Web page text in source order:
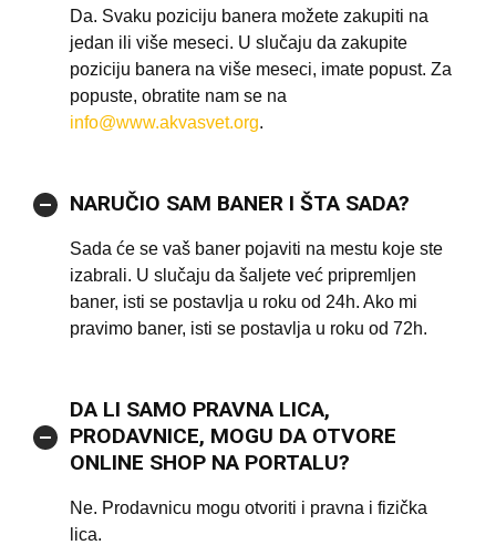
Da. Svaku poziciju banera možete zakupiti na
jedan ili više meseci. U slučaju da zakupite
poziciju banera na više meseci, imate popust. Za
popuste, obratite nam se na
info@www.akvasvet.org.
NARUČIO SAM BANER I ŠTA SADA?
Sada će se vaš baner pojaviti na mestu koje ste
izabrali. U slučaju da šaljete već pripremljen
baner, isti se postavlja u roku od 24h. Ako mi
pravimo baner, isti se postavlja u roku od 72h.
DA LI SAMO PRAVNA LICA,
PRODAVNICE, MOGU DA OTVORE
ONLINE SHOP NA PORTALU?
Ne. Prodavnicu mogu otvoriti i pravna i fizička
lica.